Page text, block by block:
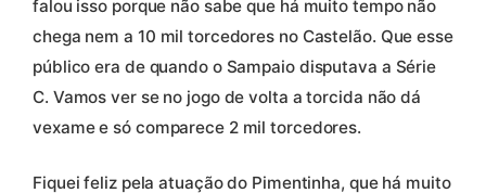
falou isso porque não sabe que há muito tempo não
chega nem a 10 mil torcedores no Castelão. Que esse
público era de quando o Sampaio disputava a Série
C. Vamos ver se no jogo de volta a torcida não dá
vexame e só comparece 2 mil torcedores.
Fiquei feliz pela atuação do Pimentinha, que há muito